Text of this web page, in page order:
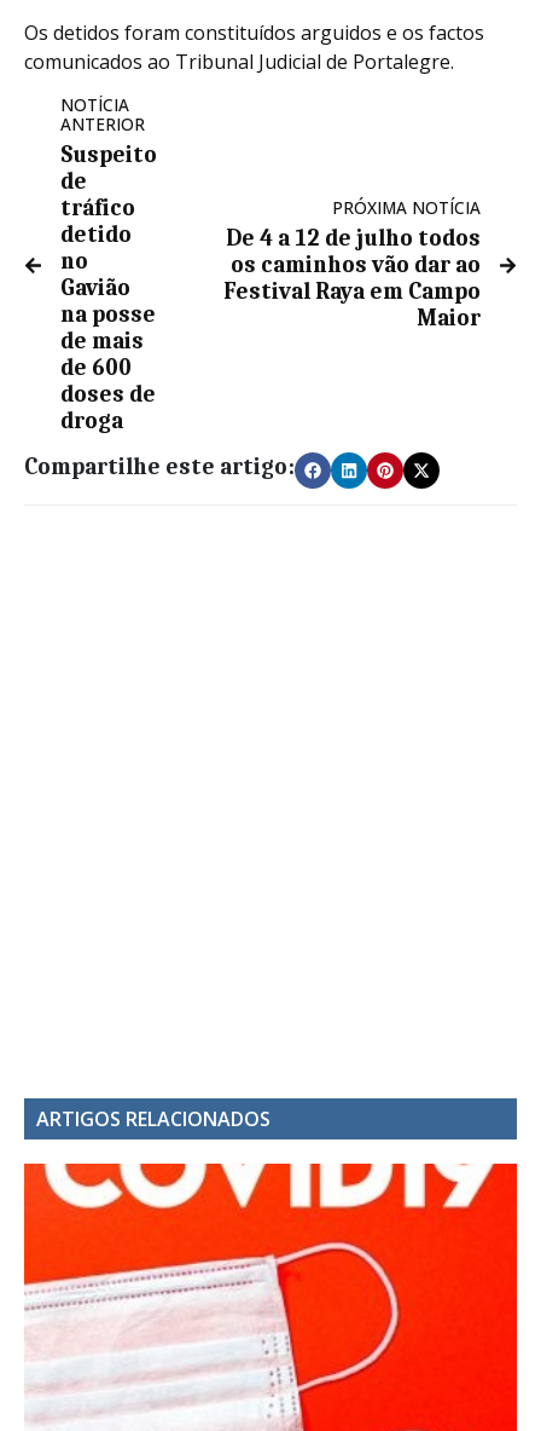
Os detidos foram constituídos arguidos e os factos
comunicados ao Tribunal Judicial de Portalegre.
NOTÍCIA
ANTERIOR
Suspeito
de
tráfico
detido
no
Gavião
na posse
de mais
de 600
doses de
droga
PRÓXIMA NOTÍCIA
De 4 a 12 de julho todos
os caminhos vão dar ao
Festival Raya em Campo
Maior
Compartilhe este artigo:
ARTIGOS RELACIONADOS